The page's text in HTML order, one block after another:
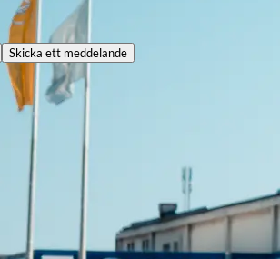
Skicka ett meddelande